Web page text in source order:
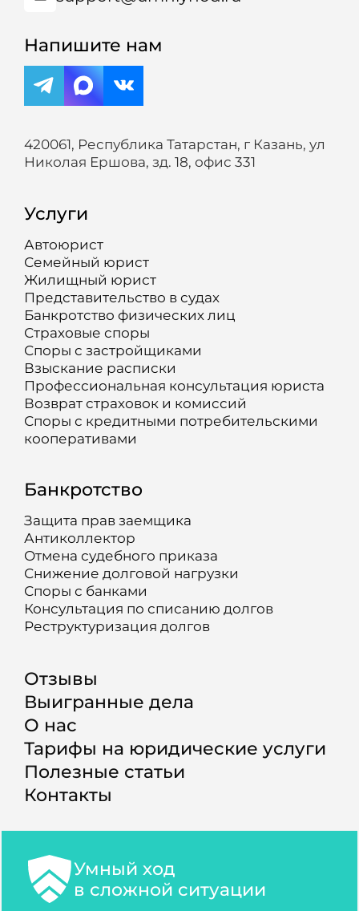
Напишите нам
420061, Республика Татарстан, г Казань, ул
Николая Ершова, зд. 18, офис 331
Услуги
Автоюрист
Семейный юрист
Жилищный юрист
Представительство в судах
Банкротство физических лиц
Страховые споры
Споры с застройщиками
Взыскание расписки
Профессиональная консультация юриста
Возврат страховок и комиссий
Споры с кредитными потребительскими
кооперативами
Банкротство
Защита прав заемщика
Антиколлектор
Отмена судебного приказа
Снижение долговой нагрузки
Споры с банками
Консультация по списанию долгов
Реструктуризация долгов
Отзывы
Выигранные дела
О нас
Тарифы на юридические услуги
Полезные статьи
Контакты
Умный ход
в сложной ситуации